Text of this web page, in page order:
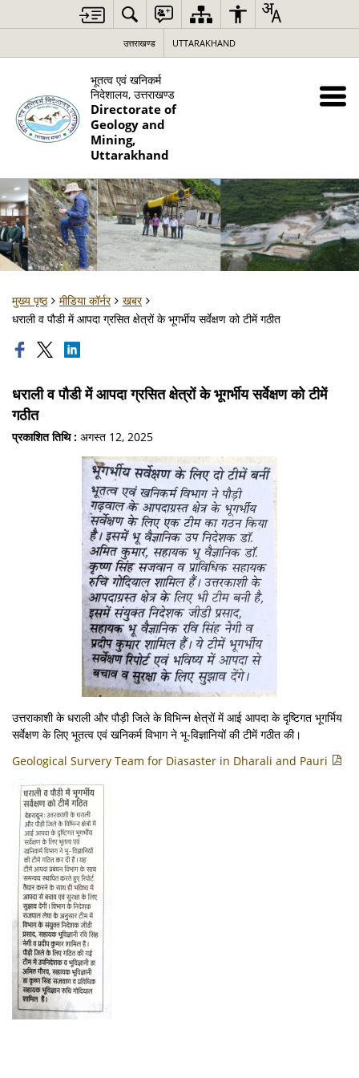
उत्तराखण्ड UTTARAKHAND
भूतत्व एवं खनिकर्म
निदेशालय, उत्तराखण्ड
Directorate of
Geology and
Mining,
Uttarakhand
मुख्य पृष्ठ मीडिया कॉर्नर
खबर
धराली व पौडी में आपदा ग्रसित क्षेत्रों के भूगर्भीय सर्वेक्षण को टीमें गठीत
धराली व पौडी में आपदा ग्रसित क्षेत्रों के भूगर्भीय सर्वेक्षण को टीमें
गठीत
प्रकाशित तिथि : अगस्त 12, 2025
उत्तराकाशी के धराली और पौड़ी जिले के विभिन्न क्षेत्रों में आई आपदा के दृष्टिगत भूगर्भिय
सर्वेक्षण के लिए भूतत्व एवं खनिकर्म विभाग ने भू-विज्ञानियों की टीमें गठीत की।
Geological Survery Team for Diasaster in Dharali and Pauri